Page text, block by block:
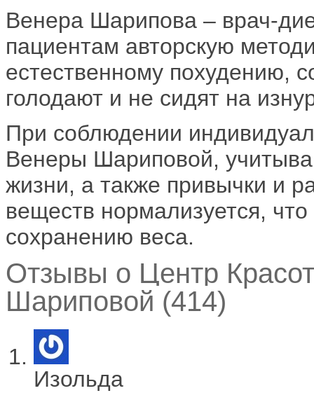
Венера Шарипова – врач-
пациентам авторскую
естественному похудению,
голодают и не сидят на
При соблюдении
Венеры Шариповой,
жизни, а также привычки и
веществ нормализуется,
сохранению веса.
Отзывы о Центр
Шариповой (414)
Изольда